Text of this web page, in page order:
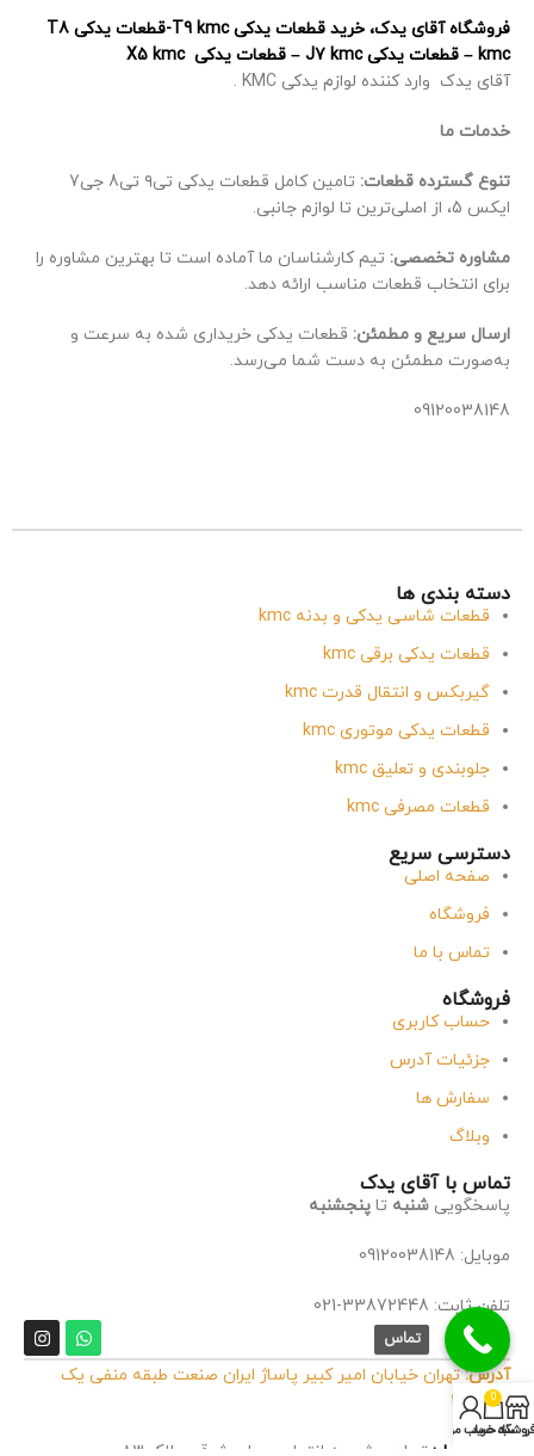
فروشگاه آقای یدک، خرید قطعات یدکی T9 kmc-قطعات یدکی T8
kmc – قطعات یدکی J7 kmc – قطعات یدکی X5 kmc
آقای یدک وارد کننده لوازم یدکی KMC .
خدمات ما
تنوع گسترده قطعات:
تامین کامل قطعات یدکی تی۹ تی8 جی7
ایکس 5، از اصلی‌ترین تا لوازم جانبی.
مشاوره تخصصی: تیم کارشناسان ما آماده است تا بهترین مشاوره را
برای انتخاب قطعات مناسب ارائه دهد.
ارسال سریع و مطمئن: قطعات یدکی خریداری شده به سرعت و
به‌صورت مطمئن به دست شما می‌رسد.
09120038148
دسته بندی ها
قطعات شاسی یدکی و بدنه kmc
قطعات یدکی برقی kmc
گیربکس و انتقال قدرت kmc
قطعات یدکی موتوری kmc
جلوبندی و تعلیق kmc
قطعات مصرفی kmc
دسترسی سریع
صفحه اصلی
فروشگاه
تماس با ما
فروشگاه
حساب کاربری
جزئیات آدرس
سفارش ها
وبلاگ
تماس با آقای یدک
پاسخگویی شنبه تا پنجشنبه
موبایل: 09120038148
تلفن ثابت: 33872448-021
آدرس:تهران خیابان امیر کبیر پاساژ ایران صنعت طبقه منفی یک
پلاک 32
فروشگاه
0
سبد خرید
حساب من
تماس